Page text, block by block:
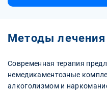
Методы лечения
Современная терапия
немедикаментозные
алкоголизмом и